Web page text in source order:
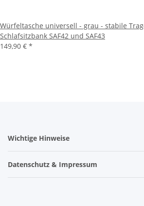
Würfeltasche universell - grau - stabile
Schlafsitzbank SAF42 und SAF43
149,90 € *
Wichtige Hinweise
Datenschutz & Impressum